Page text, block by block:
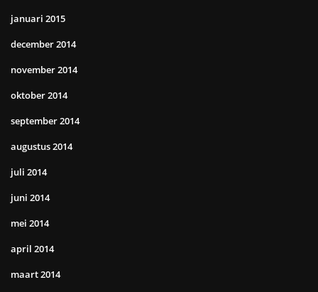
januari 2015
december 2014
november 2014
oktober 2014
september 2014
augustus 2014
juli 2014
juni 2014
mei 2014
april 2014
maart 2014